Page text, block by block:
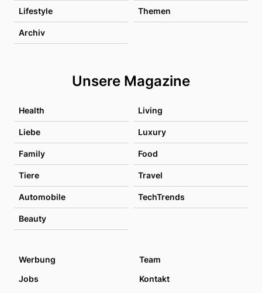
Lifestyle Themen
Archiv
Unsere Magazine
Health Living
Liebe Luxury
Family Food
Tiere Travel
Automobile TechTrends
Beauty
Werbung
Team
Jobs
Kontakt